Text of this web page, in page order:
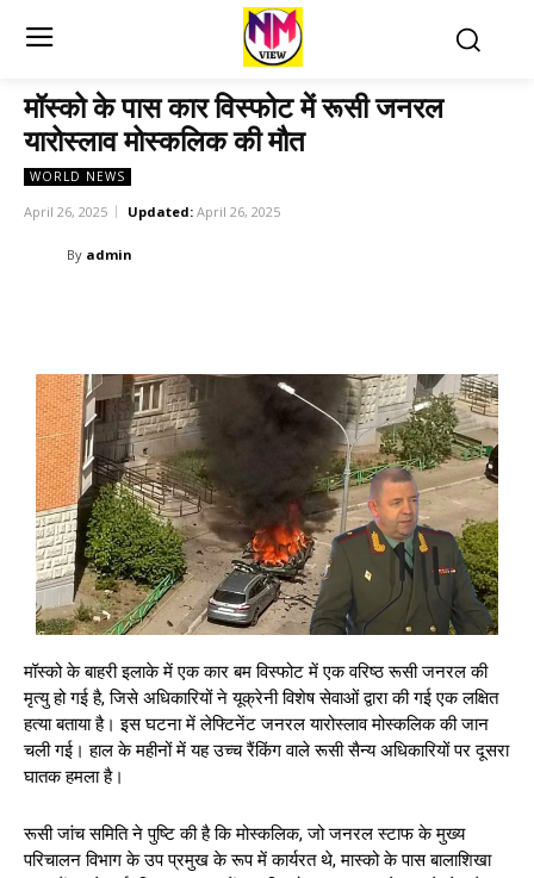
मॉस्को के पास कार विस्फोट में रूसी जनरल
यारोस्लाव मोस्कलिक की मौत
WORLD NEWS
April 26, 2025 Updated: April 26, 2025
By admin
मॉस्को के बाहरी इलाके में एक कार बम विस्फोट में एक वरिष्ठ रूसी जनरल की
मृत्यु हो गई है, जिसे अधिकारियों ने यूक्रेनी विशेष सेवाओं द्वारा की गई एक लक्षित
हत्या बताया है। इस घटना में लेफ्टिनेंट जनरल यारोस्लाव मोस्कलिक की जान
चली गई। हाल के महीनों में यह उच्च रैंकिंग वाले रूसी सैन्य अधिकारियों पर दूसरा
घातक हमला है।
रूसी जांच समिति ने पुष्टि की है कि मोस्कलिक, जो जनरल स्टाफ के मुख्य
परिचालन विभाग के उप प्रमुख के रूप में कार्यरत थे, मास्को के पास बालाशिखा